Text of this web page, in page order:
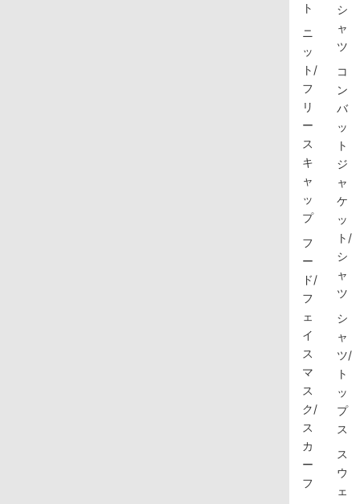
ト
ニ
ッ
ト/
フ
リ
ー
ス
キ
ャ
ッ
プ
フ
ー
ド/
フ
ェ
イ
ス
マ
ス
ク/
ス
カ
ー
フ
シ
ャ
ツ
コ
ン
バ
ッ
ト
ジ
ャ
ケ
ッ
ト/
シ
ャ
ツ
シ
ャ
ツ/
ト
ッ
プ
ス
ス
ウ
ェ